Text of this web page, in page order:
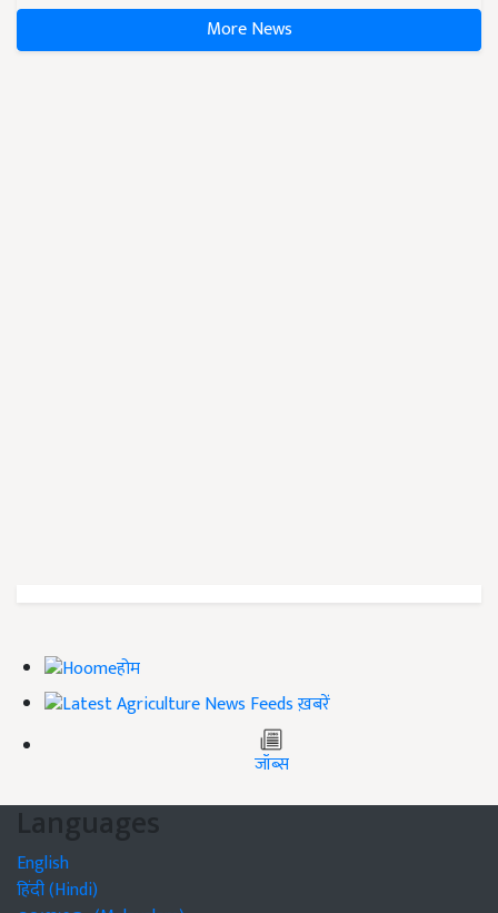
More News
होम
ख़बरें
जॉब्स
Languages
English
हिंदी (Hindi)